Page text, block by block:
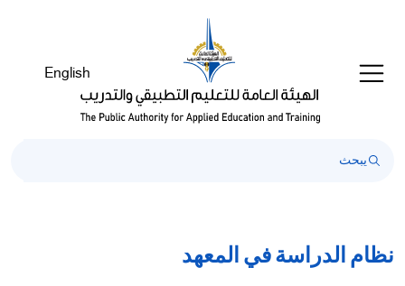
قارئ
One
شاشة
English
نظام الدراسة في المعهد